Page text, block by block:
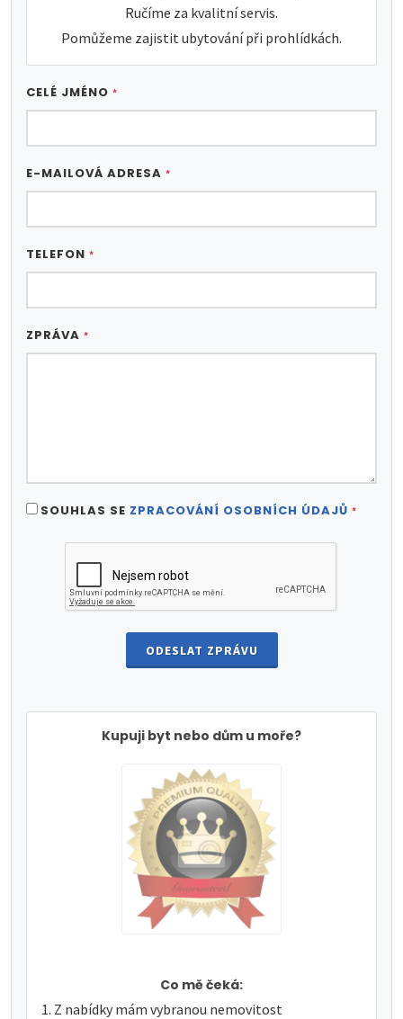
Ručíme za kvalitní servis.
Pomůžeme zajistit ubytování při prohlídkách.
CELÉ JMÉNO *
E-MAILOVÁ ADRESA *
TELEFON *
ZPRÁVA *
SOUHLAS SE ZPRACOVÁNÍ OSOBNÍCH ÚDAJŮ *
ODESLAT ZPRÁVU
Kupuji byt nebo dům u moře?
Co mě čeká:
Z nabídky mám vybranou nemovitost